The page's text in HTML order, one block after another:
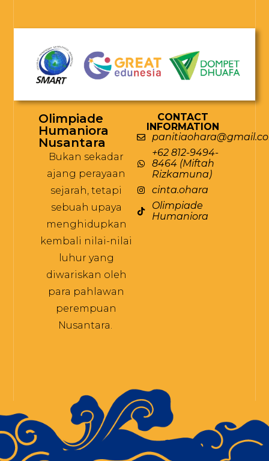
Olimpiade
Humaniora
Nusantara
Bukan sekadar
ajang perayaan
sejarah, tetapi
sebuah upaya
menghidupkan
kembali nilai-nilai
luhur yang
diwariskan oleh
para pahlawan
perempuan
Nusantara.
CONTACT
INFORMATION
+62 812-9494-
8464 (Miftah
Rizkamuna)
cinta.ohara
Olimpiade
Humaniora